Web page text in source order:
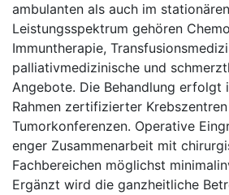
ambulanten als auch im
Leistungsspektrum gehören
Immuntherapie,
palliativmedizinische und
Angebote. Die Behandlung erfolgt
Rahmen zertifizierter
Tumorkonferenzen. Operative
enger Zusammenarbeit mit
Fachbereichen möglichst
Ergänzt wird die ganzheitliche